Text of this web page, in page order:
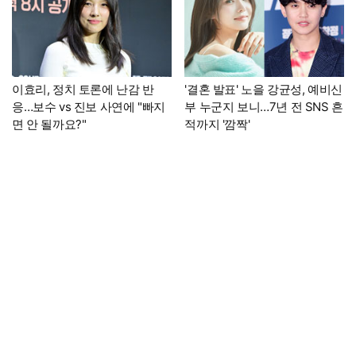
이효리, 정치 토론에 난감 반
응…보수 vs 진보 사연에 "빠지
면 안 될까요?"
'결혼 발표' 노을 강균성, 예비신
부 누군지 보니…7년 전 SNS 흔
적까지 '깜짝'